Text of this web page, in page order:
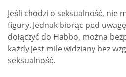
Jeśli chodzi o seksualność, nie
figury. Jednak biorąc pod
dołączyć do Habbo, można
każdy jest mile widziany bez
seksualność.